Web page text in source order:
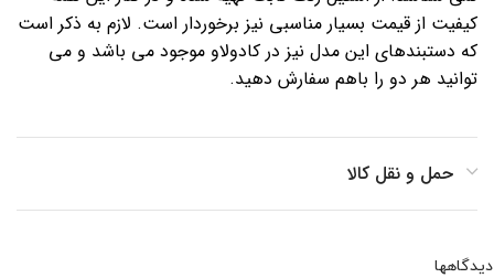
کیفیت از قیمت بسیار مناسبی نیز برخوردار است. لازم به ذکر است
که دستبندهای این مدل نیز در کادولاو موجود می باشد و می
توانید هر دو را باهم سفارش دهید.
حمل و نقل کالا
دیدگاهها